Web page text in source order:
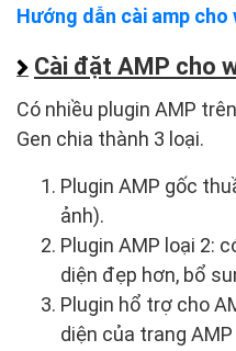
Hướng dẫn cài amp
Cài đặt AMP cho
Có nhiều plugin AMP
Gen chia thành 3 loại.
Plugin AMP gốc
ảnh).
Plugin AMP loại 2:
diện đẹp hơn, bổ
Plugin hổ trợ cho
diện của trang